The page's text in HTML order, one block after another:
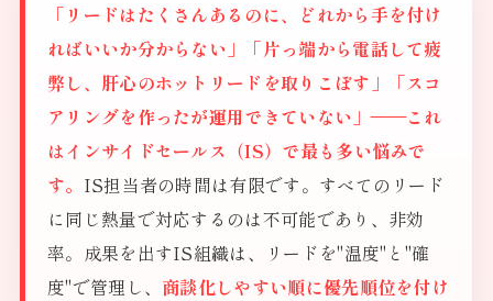
「リードはたくさんあるのに、どれから手を付け
ればいいか分からない」「片っ端から電話して疲
弊し、肝心のホットリードを取りこぼす」「スコ
アリングを作ったが運用できていない」——これ
はインサイドセールス（IS）で最も多い悩みで
す。 IS担当者の時間は有限です。すべてのリード
に同じ熱量で対応するのは不可能であり、非効
率。成果を出すIS組織は、リードを"温度"と"確
度"で管理し、 商談化しやすい順に優先順位を付け